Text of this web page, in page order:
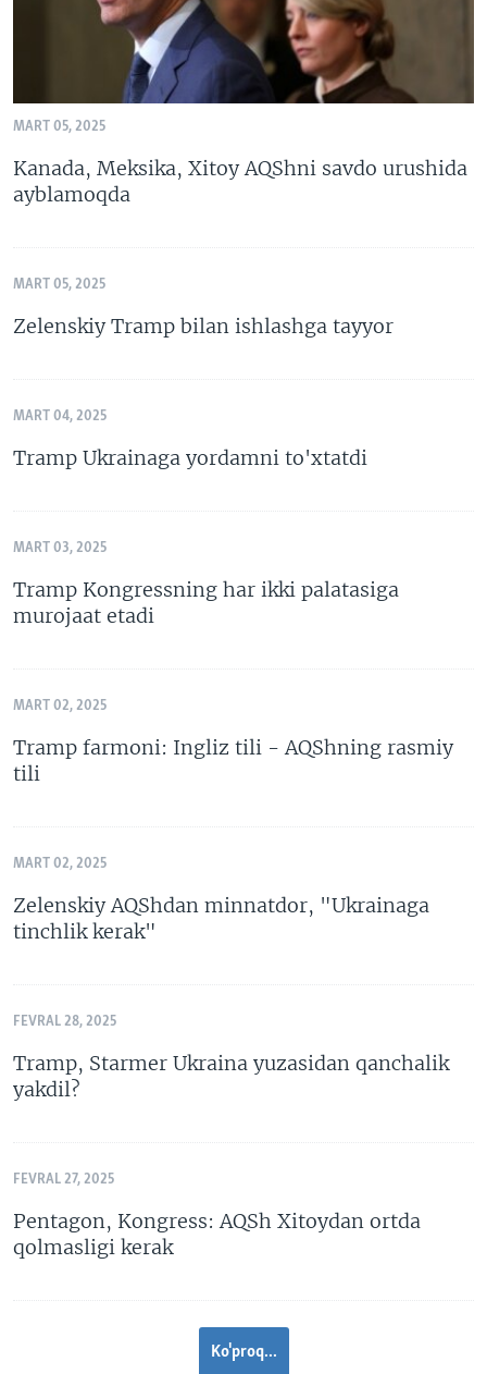
MART 05, 2025
Kanada, Meksika, Xitoy AQShni savdo urushida
ayblamoqda
MART 05, 2025
Zelenskiy Tramp bilan ishlashga tayyor
MART 04, 2025
Tramp Ukrainaga yordamni to'xtatdi
MART 03, 2025
Tramp Kongressning har ikki palatasiga
murojaat etadi
MART 02, 2025
Tramp farmoni: Ingliz tili - AQShning rasmiy
tili
MART 02, 2025
Zelenskiy AQShdan minnatdor, "Ukrainaga
tinchlik kerak"
FEVRAL 28, 2025
Tramp, Starmer Ukraina yuzasidan qanchalik
yakdil?
FEVRAL 27, 2025
Pentagon, Kongress: AQSh Xitoydan ortda
qolmasligi kerak
Ko'proq...